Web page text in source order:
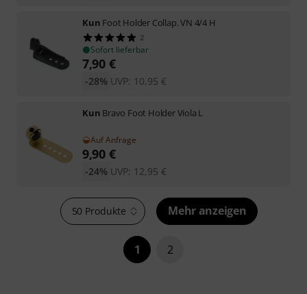
Kun Foot Holder Collap. VN 4/4 H
2
Sofort lieferbar
7,90 €
UVP: 10,95 €
-28%
Kun Bravo Foot Holder Viola L
Auf Anfrage
9,90 €
UVP: 12,95 €
-24%
50 Produkte Mehr anzeigen
1 2